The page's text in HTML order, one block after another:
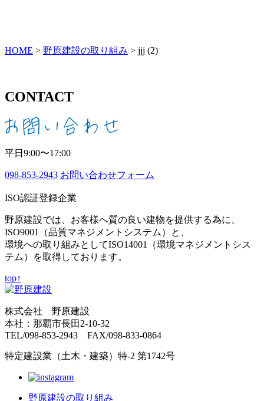
HOME > 野原建設の取り組み > jjj (2)
CONTACT
平日9:00〜17:00
098-853-2943 お問い合わせフォーム
ISO認証登録企業
野原建設では、お客様へ質の良い建物を提供する為に、
ISO9001（品質マネジメントシステム）と、
環境への取り組みとしてISO14001（環境マネジメントシス
テム）を取得しております。
top↑
株式会社 野原建設
本社：那覇市長田2-10-32
TEL/098-853-2943 FAX/098-833-0864
特定建設業（土木・建築）特-2 第1742号
野原建設の取り組み